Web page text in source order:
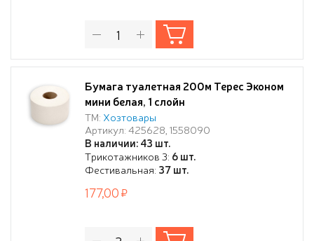
Бумага туалетная 200м Терес Эконом
мини белая, 1 слойн
ТМ: Хозтовары
Артикул: 425628, 1558090
В наличии: 43 шт.
Трикотажников 3: 6 шт.
Фестивальная: 37 шт.
177,00